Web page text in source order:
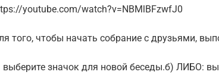
youtube.com/watch?v=NBMlBFzwfJ0
того, чтобы начать собрание с друзьями,
выберите значок для новой беседы.б) ЛИБО: